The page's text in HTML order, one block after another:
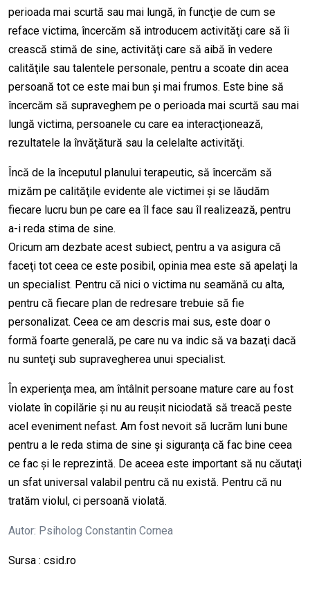
perioada mai scurtă sau mai lungă, în funcţie de cum se
reface victima, încercăm să introducem activităţi care să îi
crească stimă de sine, activităţi care să aibă în vedere
calităţile sau talentele personale, pentru a scoate din acea
persoană tot ce este mai bun şi mai frumos. Este bine să
încercăm să supraveghem pe o perioada mai scurtă sau mai
lungă victima, persoanele cu care ea interacţionează,
rezultatele la învăţătură sau la celelalte activităţi.
Încă de la începutul planului terapeutic, să încercăm să
mizăm pe calităţile evidente ale victimei şi se lăudăm
fiecare lucru bun pe care ea îl face sau îl realizează, pentru
a-i reda stima de sine.
Oricum am dezbate acest subiect, pentru a va asigura că
faceţi tot ceea ce este posibil, opinia mea este să apelaţi la
un specialist. Pentru că nici o victima nu seamănă cu alta,
pentru că fiecare plan de redresare trebuie să fie
personalizat. Ceea ce am descris mai sus, este doar o
formă foarte generală, pe care nu va indic să va bazaţi dacă
nu sunteţi sub supravegherea unui specialist.
În experienţa mea, am întâlnit persoane mature care au fost
violate în copilărie şi nu au reuşit niciodată să treacă peste
acel eveniment nefast. Am fost nevoit să lucrăm luni bune
pentru a le reda stima de sine şi siguranţa că fac bine ceea
ce fac şi le reprezintă. De aceea este important să nu căutaţi
un sfat universal valabil pentru că nu există. Pentru că nu
tratăm violul, ci persoană violată.
Autor: Psiholog Constantin Cornea
Sursa : csid.ro